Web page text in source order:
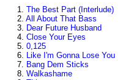
1. The Best Part (Interlude)
2. All About That Bass
3. Dear Future Husband
4. Close Your Eyes
5. 0,125
6. Like I'm Gonna Lose You
7. Bang Dem Sticks
8. Walkashame